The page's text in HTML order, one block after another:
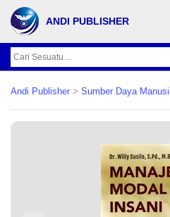
ANDI PUBLISHER
Andi Publisher > Sumber Daya